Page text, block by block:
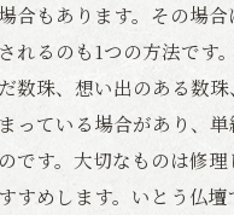
合もあります。その場
れるのも1つの方法です
数珠、想い出のある数
っている場合があり、
です。大切なものは修理
すめします。いとう仏